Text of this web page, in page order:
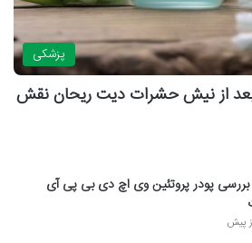
پزشکی
از نیش حشرات دیت ریحان نقش
پودر پروتئین وی اچ دی بی پی آی